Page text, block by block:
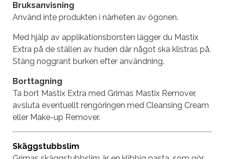
Bruksanvisning
Använd inte produkten i närheten av ögonen.
Med hjälp av applikationsborsten lägger du Mastix
Extra på de ställen av huden där något ska klistras på.
Stäng noggrant burken efter användning.
Borttagning
Ta bort Mastix Extra med Grimas Mastix Remover,
avsluta eventuellt rengöringen med Cleansing Cream
eller Make-up Remover.
Skäggstubbslim